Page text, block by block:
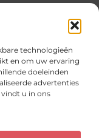
technologieën
en om uw ervaring
doeleinden
advertenties
u in ons